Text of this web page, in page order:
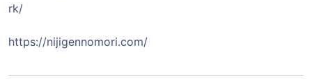
rk/
https://nijigennomori.com/